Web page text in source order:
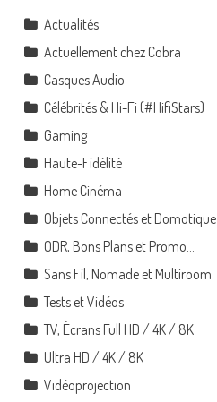
Actualités
Actuellement chez Cobra
Casques Audio
Célébrités & Hi-Fi (#HifiStars)
Gaming
Haute-Fidélité
Home Cinéma
Objets Connectés et Domotique
ODR, Bons Plans et Promo…
Sans Fil, Nomade et Multiroom
Tests et Vidéos
TV, Écrans Full HD / 4K / 8K
Ultra HD / 4K / 8K
Vidéoprojection